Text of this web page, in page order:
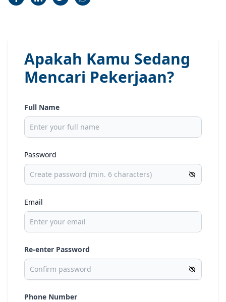
Apakah Kamu Sedang
Mencari Pekerjaan?
Full Name
Password
Email
Re-enter Password
Phone Number